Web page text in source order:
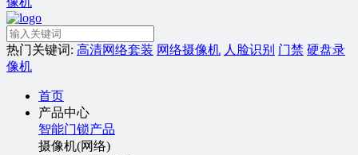
热门关键词: 高清网络套装 网络摄像机 人脸识别 门禁 硬盘录
像机
首页
产品中心
智能门锁产品
摄像机(网络)